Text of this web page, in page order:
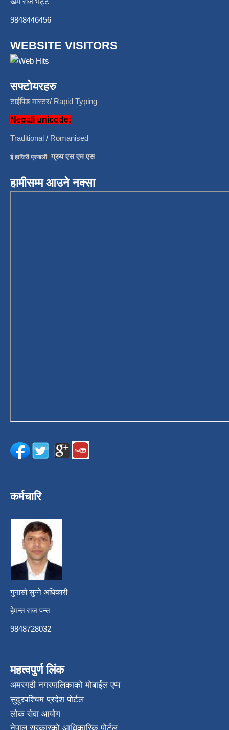
9848446456
WEBSITE VISITORS
सफ्टोयरहरु
टाईपिङ मास्टर/ Rapid Typing
Nepali unicode:
Traditional / Romanised
ई हाजिरी प्रणाली/ग्रुप एस एम एस
हामीसम्म आउने नक्सा
कर्मचारि
गुनासो सुन्ने अधिकारी
हेमन्त राज पन्त
9848728032
महत्वपुर्ण लिंक
अमरगढी नगरपालिकाको मोबाईल एप्प
सुदूरपश्चिम प्रदेश पोर्टल
लोक सेवा आयोग